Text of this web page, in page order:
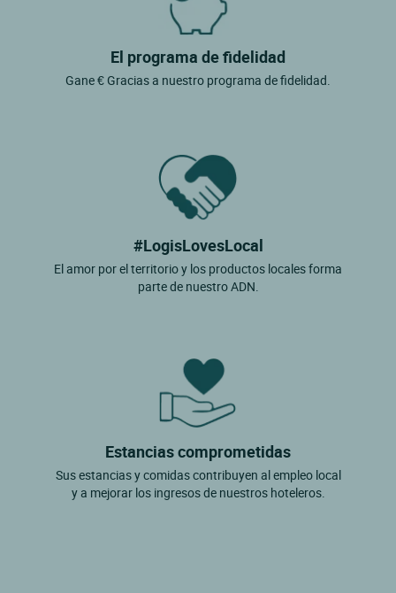
El programa de fidelidad
Gane € Gracias a nuestro programa de fidelidad.
#LogisLovesLocal
El amor por el territorio y los productos locales forma
parte de nuestro ADN.
Estancias comprometidas
Sus estancias y comidas contribuyen al empleo local
y a mejorar los ingresos de nuestros hoteleros.